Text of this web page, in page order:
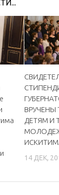
искусств»
отдыха им. И.В.
ДЕТЯМ И
14 ДЕК,